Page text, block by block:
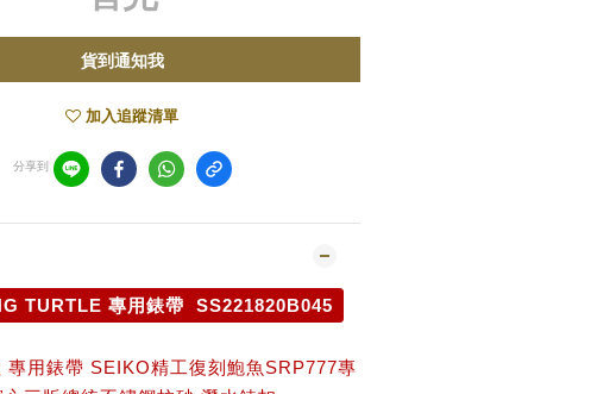
貨到通知我
加入追蹤清單
分享到
TURTLE 專用錶帶 SS221820B045
專用錶帶 SEIKO精工復刻鮑魚SRP777專